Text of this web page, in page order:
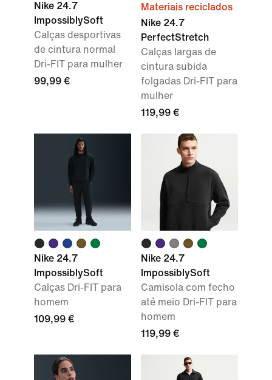
Nike 24.7
ImpossiblySoft
Calças desportivas
de cintura normal
Dri-FIT para mulher
99,99 €
Materiais reciclados
Nike 24.7
PerfectStretch
Calças largas de
cintura subida
folgadas Dri-FIT para
mulher
119,99 €
Nike 24.7
ImpossiblySoft
Calças Dri-FIT para
homem
109,99 €
Nike 24.7
ImpossiblySoft
Camisola com fecho
até meio Dri-FIT para
homem
119,99 €